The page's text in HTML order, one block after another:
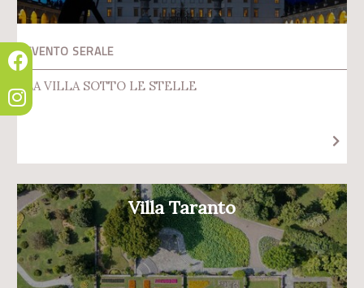
EVENTO SERALE
LA VILLA SOTTO LE STELLE
Villa Taranto